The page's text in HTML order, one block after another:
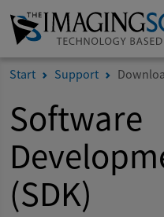
Start Support
Software
(SDK)